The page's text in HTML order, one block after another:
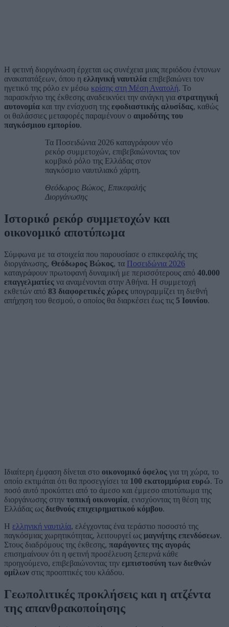
Η φετινή διοργάνωση έρχεται ως συνέχεια μιας περιόδου έντονων
ανακατατάξεων, όπου η ελληνική ναυτιλία επιβεβαιώνει τον
ηγετικό της ρόλο εν μέσω κρίσης στη Μέση Ανατολή. Το
παρασκήνιο της έκθεσης αναδεικνύει την ανάγκη για στρατηγική
αυτονομία και την ενίσχυση της εφοδιαστικής αλυσίδας, καθώς
οι θαλάσσιες μεταφορές παραμένουν ο αιμοδότης του
παγκόσμιου εμπορίου.
Τα Ποσειδώνια 2026 καταγράφουν νέο
ρεκόρ συμμετοχών, επιβεβαιώνοντας τον
κομβικό ρόλο της Ελλάδας στον
παγκόσμιο ναυτιλιακό χάρτη.
Θεόδωρος Βώκος, Επικεφαλής
Διοργάνωσης
Ιστορικό ρεκόρ συμμετοχών και
οικονομικό αποτύπωμα
Σύμφωνα με τα στοιχεία που παρουσίασε ο επικεφαλής της
διοργάνωσης, Θεόδωρος Βώκος, τα Ποσειδώνια 2026
καταγράφουν πρωτοφανή δυναμική με περισσότερους από 40.000
επαγγελματίες να αναμένονται στην Αθήνα. Η συμμετοχή
εκθετών από 83 διαφορετικές χώρες υπογραμμίζει τη διεθνή
απήχηση του θεσμού, ο οποίος θα διαρκέσει έως τις 5 Ιουνίου.
Ιδιαίτερη έμφαση δίνεται στο οικονομικό όφελος για τη χώρα, το
οποίο εκτιμάται ότι θα προσεγγίσει τα 100 εκατομμύρια ευρώ. Το
ποσό αυτό προκύπτει από το άμεσο και έμμεσο αποτύπωμα της
διοργάνωσης στην τοπική οικονομία, ενισχύοντας τη θέση της
Ελλάδας ως διεθνούς επιχειρηματικού κόμβου.
Η ελληνική ναυτιλία, ελέγχοντας ένα τεράστιο ποσοστό της
παγκόσμιας χωρητικότητας, λειτουργεί ως μαγνήτης επενδύσεων.
Στους διαδρόμους της έκθεσης, παράγοντες της αγοράς
επισημαίνουν ότι η φετινή προσέλευση ξεπερνά κάθε
προηγούμενο, επιβεβαιώνοντας την εμπιστοσύνη των διεθνών
ομίλων στις προοπτικές του κλάδου.
Γεωπολιτικές προκλήσεις και η ατζέντα
της απανθρακοποίησης